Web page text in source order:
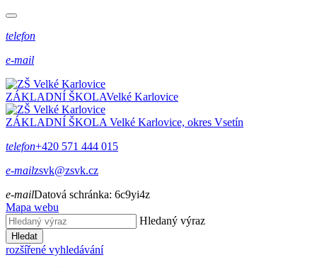
telefon
e-mail
ZÁKLADNÍ ŠKOLAVelké Karlovice
ZÁKLADNÍ ŠKOLA Velké Karlovice, okres Vsetín
telefon+420 571 444 015
e-mailzsvk@zsvk.cz
e-mailDatová schránka: 6c9yi4z
Mapa webu
Hledaný výraz
Hledat
rozšířené vyhledávání